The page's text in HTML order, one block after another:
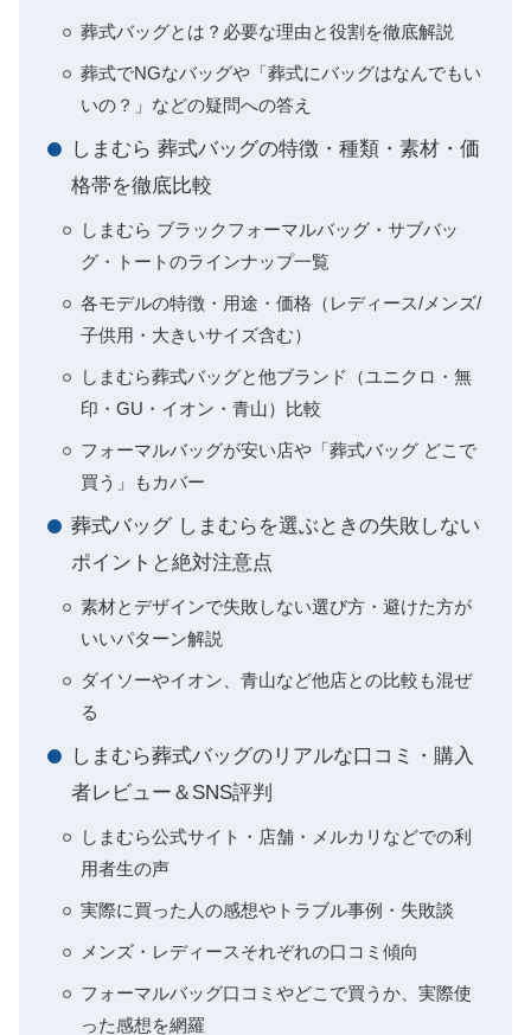
葬式バッグとは？必要な理由と役割を徹底解説
葬式でNGなバッグや「葬式にバッグはなんでもい
いの？」などの疑問への答え
しまむら 葬式バッグの特徴・種類・素材・価
格帯を徹底比較
しまむら ブラックフォーマルバッグ・サブバッ
グ・トートのラインナップ一覧
各モデルの特徴・用途・価格（レディース/メンズ/
子供用・大きいサイズ含む）
しまむら葬式バッグと他ブランド（ユニクロ・無
印・GU・イオン・青山）比較
フォーマルバッグが安い店や「葬式バッグ どこで
買う」もカバー
葬式バッグ しまむらを選ぶときの失敗しない
ポイントと絶対注意点
素材とデザインで失敗しない選び方・避けた方が
いいパターン解説
ダイソーやイオン、青山など他店との比較も混ぜ
る
しまむら葬式バッグのリアルな口コミ・購入
者レビュー＆SNS評判
しまむら公式サイト・店舗・メルカリなどでの利
用者生の声
実際に買った人の感想やトラブル事例・失敗談
メンズ・レディースそれぞれの口コミ傾向
フォーマルバッグ口コミやどこで買うか、実際使
った感想を網羅